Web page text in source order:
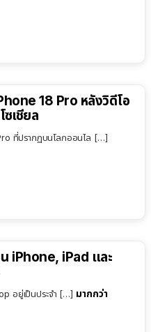
18 Pro หลังวิดีโอ
เชียล
ที่ปรากฏบนโลกออนไล […]
iPhone, iPad และ
อยู่เป็นประจำ […] มากกว่า